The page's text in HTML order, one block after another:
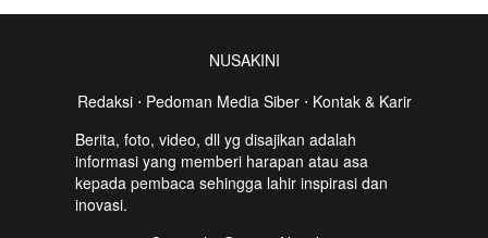
NUSAKINI
Redaksi⋅ Pedoman Media Siber⋅ Kontak & Karir
Berita, foto, video, dll yg disajikan adalah
informasi yang memberi harapan atau asa
kepada pembaca sehingga lahir inspirasi dan
inovasi.